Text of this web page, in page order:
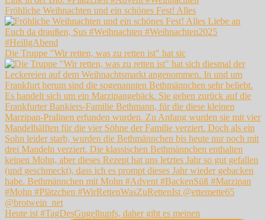
Fröhliche Weihnachten und ein schönes Fest! Alles
Die Truppe "Wir retten, was zu retten ist" hat sic
Heute ist #TagDesGugelhupfs, daher gibt es meinen